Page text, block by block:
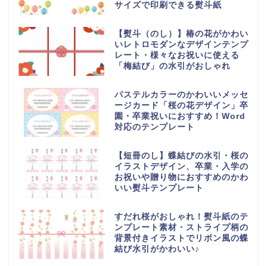
サイズで印刷できる熨斗紙
【熨斗（のし）】椿の花がかわい
いレトロモダンなデザインテンプ
レート・様々なお祝いに使える
「梅結び」の水引がおしゃれ
パステルカラーのかわいいメッセ
ージカード「桜の花デザイン」卒
園・卒業祝いにおすすめ！Word
対応のテンプレート
【短冊のし】蝶結びの水引・桜の
イラストデザイン、卒業・入学の
お祝いや贈り物におすすめのかわ
いい熨斗テンプレート
すだれ桜がおしゃれ！熨斗紙のテ
ンプレート素材・ストライプ柄の
背景付きイラストでリボン風の蝶
結び水引がかわいい♪